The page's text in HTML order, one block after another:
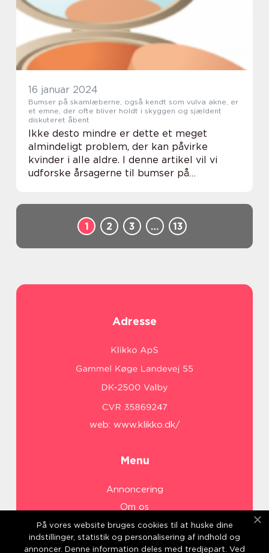
halsen. I de...
16 januar 2024
Bumser på skamlæberne, også kendt som vulva akne, er
et emne, der ofte bliver holdt i skyggen og sjældent
diskuteret åbent
Ikke desto mindre er dette et meget
almindeligt problem, der kan påvirke
kvinder i alle aldre. I denne artikel vil vi
udforske årsagerne til bumser på
1
2 3 … 13
Adresse
web: www.klikko.dk/
Menu
Annoncering
Om os
Cookies
Kontakt os
På vores website bruges cookies til at huske dine
indstillinger, statistik og personalisering af indhold og
annoncer. Denne information deles med tredjepart. Ved